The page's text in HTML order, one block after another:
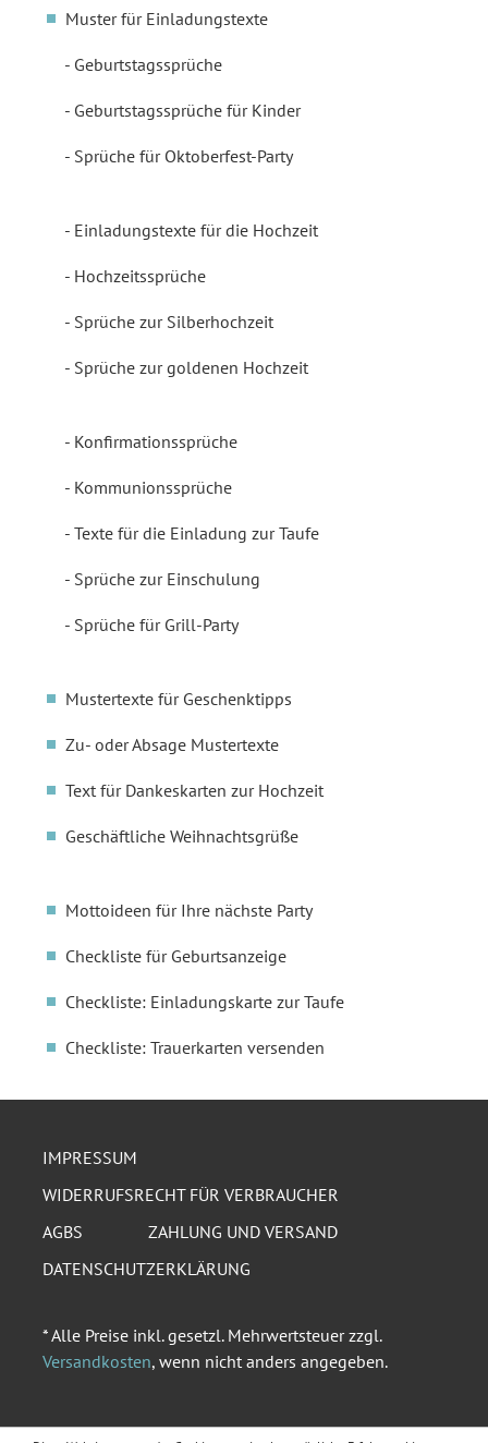
Muster für Einladungstexte
Geburtstagssprüche
Geburtstagssprüche für Kinder
Sprüche für Oktoberfest-Party
Einladungstexte für die Hochzeit
Hochzeitssprüche
Sprüche zur Silberhochzeit
Sprüche zur goldenen Hochzeit
Konfirmationssprüche
Kommunionssprüche
Texte für die Einladung zur Taufe
Sprüche zur Einschulung
Sprüche für Grill-Party
Mustertexte für Geschenktipps
Zu- oder Absage Mustertexte
Text für Dankeskarten zur Hochzeit
Geschäftliche Weihnachtsgrüße
Mottoideen für Ihre nächste Party
Checkliste für Geburtsanzeige
Checkliste: Einladungskarte zur Taufe
Checkliste: Trauerkarten versenden
IMPRESSUM
WIDERRUFSRECHT FÜR VERBRAUCHER
AGBS
ZAHLUNG UND VERSAND
DATENSCHUTZERKLÄRUNG
* Alle Preise inkl. gesetzl. Mehrwertsteuer zzgl.
Versandkosten, wenn nicht anders angegeben.